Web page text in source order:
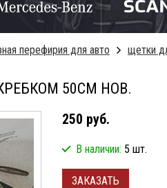
перефирия для авто
щетки
50СМ НОВ.
250 руб.
В наличии: 5 шт.
ЗАКАЗАТЬ